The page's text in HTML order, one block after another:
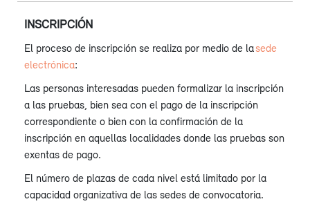
INSCRIPCIÓN
El proceso de inscripción se realiza por medio de lasede
electrónica:
Las personas interesadas pueden formalizar la inscripción
a las pruebas, bien sea con el pago de la inscripción
correspondiente o bien con la confirmación de la
inscripción en aquellas localidades donde las pruebas son
exentas de pago.
El número de plazas de cada nivel está limitado por la
capacidad organizativa de las sedes de convocatoria.